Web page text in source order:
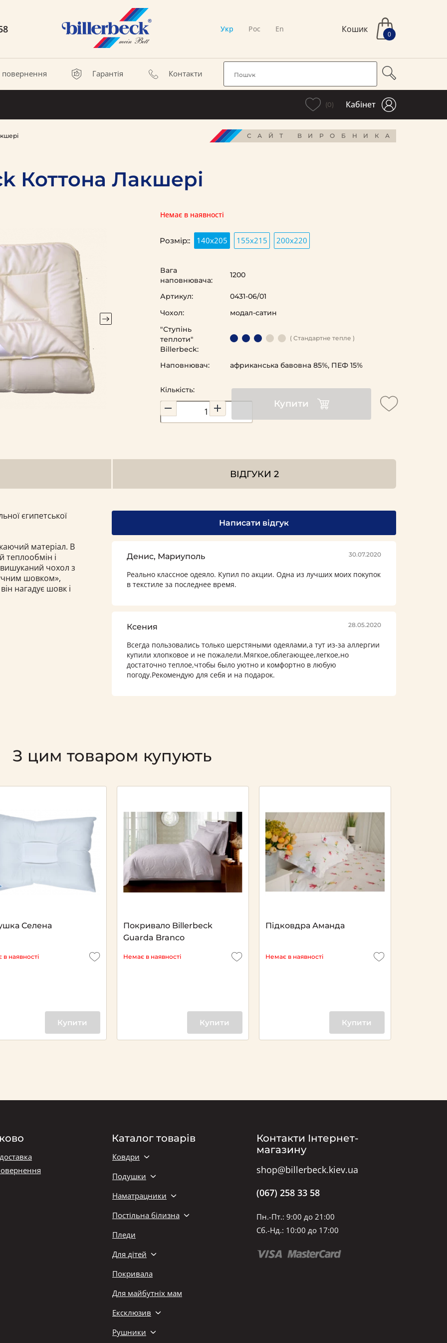
Укр Рос En Кошик 0
повернення Гарантія Контакти
(0) Кабінет
САЙТ ВИРОБНИКА
Коттона Лакшері
Немає в наявності
Розмір:: 140х205 155х215 200х220
Кількість:
Купити
Вага
наповнювача:
1200
Артикул:
0431-06/01
Чохол:
модал-сатин
"Ступінь
теплоти"
Billerbeck:
( Стандартне тепле )
Наповнювач: африканська бавовна 85%, ПЕФ 15%
ВІДГУКИ 2
єгипетської
матеріал. В
теплообмін і
чохол з
шовком»,
нагадує шовк і
Написати відгук
Денис, Мариуполь 30.07.2020
Реально классное одеяло. Купил по акции. Одна из лучших моих покупок
в текстиле за последнее время.
Ксения 28.05.2020
Всегда пользовались только шерстяными одеялами,а тут из-за аллергии
купили хлопковое и не пожалели.Мягкое,облегающее,легкое,но
достаточно теплое,чтобы было уютно и комфортно в любую
погоду.Рекомендую для себя и на подарок.
З цим товаром купують
Селена
наявності
Купити
Покривало Billerbeck
Guarda Branco
Немає в наявності
Купити
Підковдра Аманда
Немає в наявності
Купити
Каталог товарів
Ковдри
Подушки
Наматрацники
Постільна білизна
Пледи
Для дітей
Покривала
Для майбутніх мам
Ексклюзив
Рушники
Контакти Інтернет-
магазину
shop@billerbeck.kiev.ua
(067) 258 33 58
Пн.-Пт.: 9:00 до 21:00
Сб.-Нд.: 10:00 до 17:00